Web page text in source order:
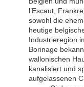
l’Escaut,
sowohl die
heutige
Industrieregion
Borinage
wallonischen
kanalisiert und
aufgelassenen